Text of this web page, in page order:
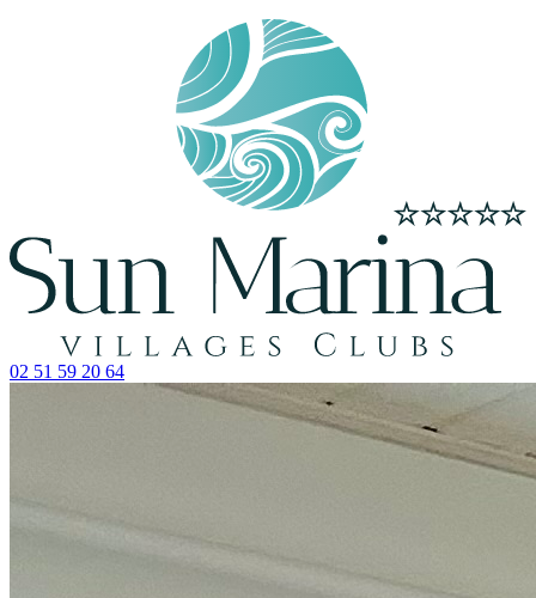
02 51 59 20 64